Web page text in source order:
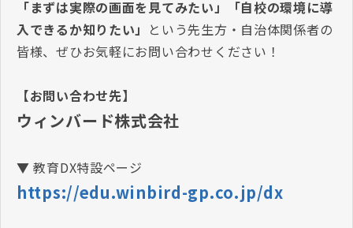
「まずは実際の画面を見てみたい」「自校の環境に導
入できるか知りたい」 という先生方・自治体関係者の
皆様、ぜひお気軽にお問い合わせください！
【お問い合わせ先】
ウィンバード株式会社
▼ 教育DX特設ページ
https://edu.winbird-gp.co.jp/dx